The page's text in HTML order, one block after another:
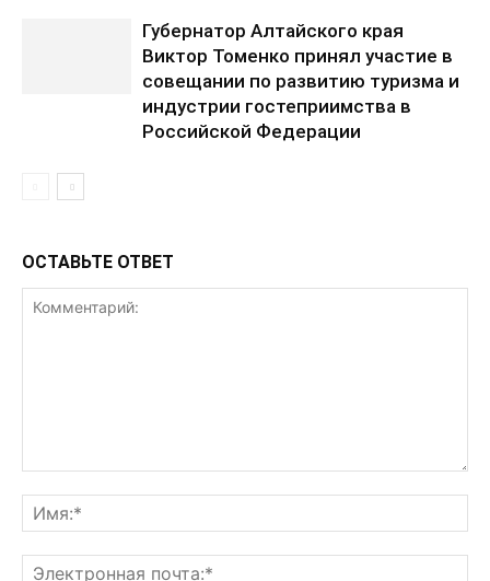
Губернатор Алтайского края
Виктор Томенко принял участие в
совещании по развитию туризма и
индустрии гостеприимства в
Российской Федерации
ОСТАВЬТЕ ОТВЕТ